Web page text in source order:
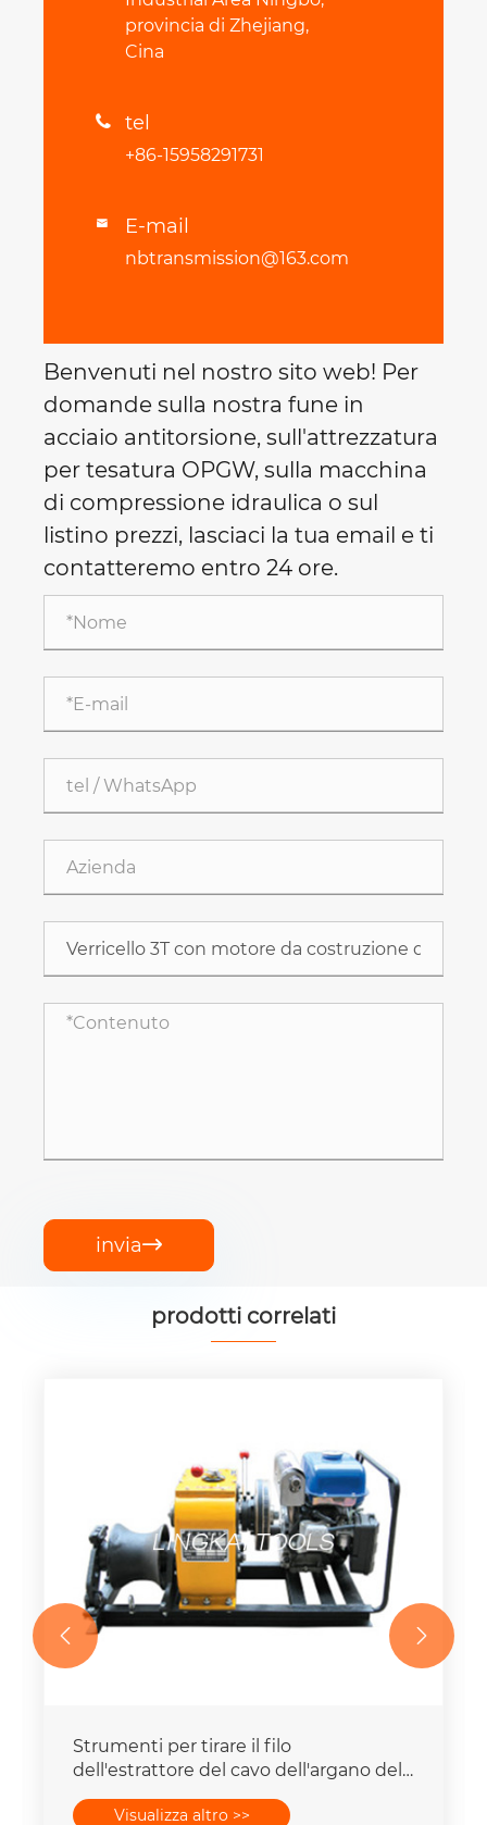
provincia di Zhejiang,
Cina
 tel
+86-15958291731
 E-mail
nbtransmission@163.com
Benvenuti nel nostro sito web! Per
domande sulla nostra fune in
acciaio antitorsione, sull'attrezzatura
per tesatura OPGW, sulla macchina
di compressione idraulica o sul
listino prezzi, lasciaci la tua email e ti
contatteremo entro 24 ore.
invia
prodotti correlati
Strumenti per tirare il filo
dell'estrattore del cavo dell'argano del
velocitàVisualizza altro >>
 